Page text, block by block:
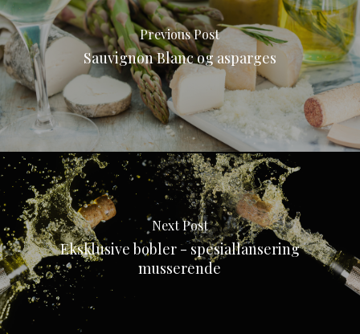
Previous Post
Sauvignon Blanc og asparges
Next Post
Eksklusive bobler - spesiallansering
musserende